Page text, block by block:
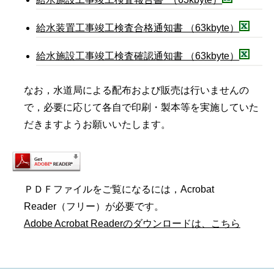
給水装置工事竣工検査合格通知書 （63kbyte）
給水施設工事竣工検査確認通知書 （63kbyte）
なお，水道局による配布および販売は行いませんの
で，必要に応じて各自で印刷・製本等を実施していた
だきますようお願いいたします。
ＰＤＦファイルをご覧になるには，Acrobat
Reader（フリー）が必要です。
Adobe Acrobat Readerのダウンロードは、こちら